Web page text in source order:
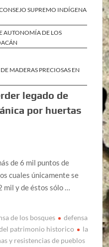
SUPREMO INDÍGENA
AUTONOMÍA DE LOS
MADERAS PRECIOSAS EN
legado de
por huertas
de 6 mil puntos de
cuales únicamente se
mil y de éstos sólo …
de los bosques
defensa
patrimonio historico
la
y resistencias de pueblos